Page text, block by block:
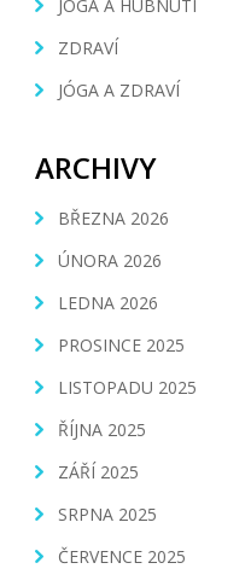
JÓGA A HUBNUTÍ
ZDRAVÍ
JÓGA A ZDRAVÍ
ARCHIVY
BŘEZNA 2026
ÚNORA 2026
LEDNA 2026
PROSINCE 2025
LISTOPADU 2025
ŘÍJNA 2025
ZÁŘÍ 2025
SRPNA 2025
ČERVENCE 2025